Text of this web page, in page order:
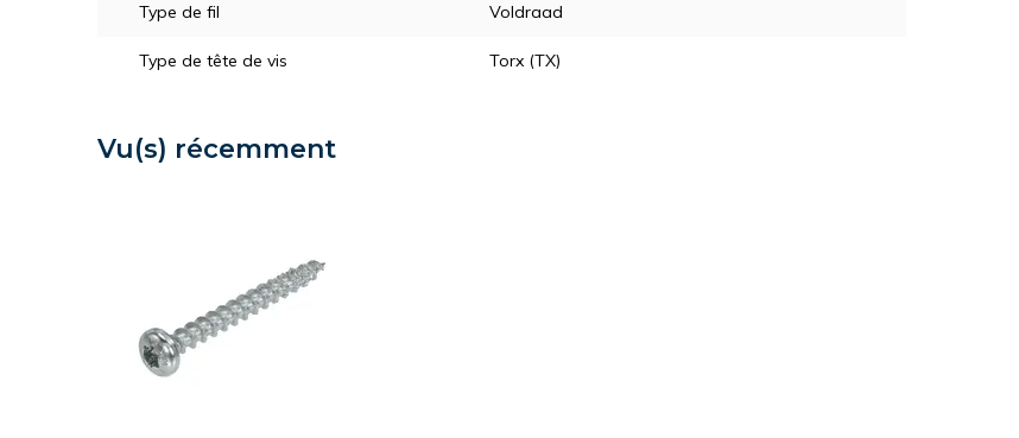
Type de fil Voldraad
Type de tête de vis Torx (TX)
Vu(s) récemment